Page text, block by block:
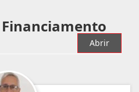
Financiamento
Abrir